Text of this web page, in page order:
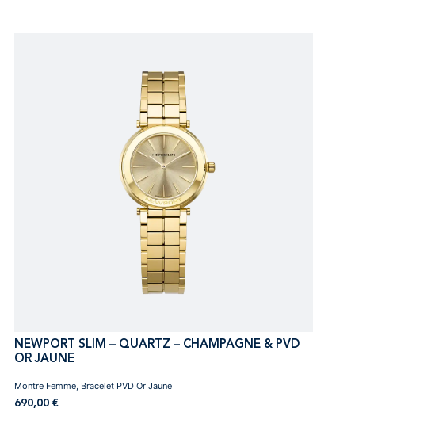
NEWPORT SLIM – QUARTZ – CHAMPAGNE & PVD
OR JAUNE
690,00€
Montre Femme, Bracelet PVD Or Jaune